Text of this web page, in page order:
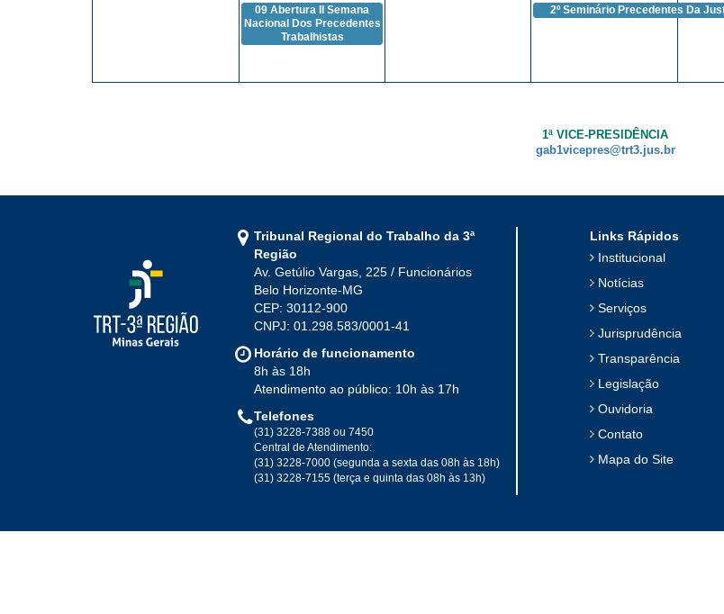
09 Abertura II Semana
Nacional Dos Precedentes
Trabalhistas
2º Seminário Precedentes Da
1ª VICE-PRESIDÊNCIA
gab1vicepres@trt3.jus.br
Tribunal Regional do Trabalho da 3ª
Região
Av. Getúlio Vargas, 225 / Funcionários
Belo Horizonte-MG
CEP: 30112-900
CNPJ: 01.298.583/0001-41
Horário de funcionamento
8h às 18h
Atendimento ao público: 10h às 17h
Telefones
(31) 3228-7388 ou 7450
Central de Atendimento:
(31) 3228-7000 (segunda a sexta das 08h às 18h)
(31) 3228-7155 (terça e quinta das 08h às 13h)
Links Rápidos
Institucional
Notícias
Serviços
Jurisprudência
Transparência
Legislação
Ouvidoria
Contato
Mapa do Site